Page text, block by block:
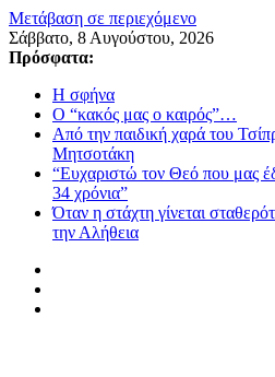
Μετάβαση σε περιεχόμενο
Σάββατο, 8 Αυγούστου, 2026
Πρόσφατα:
Η σφήνα
Ο “κακός μας ο καιρός”…
Από την παιδική χαρά του
Μητσοτάκη
“Ευχαριστώ τον Θεό που μας
34 χρόνια”
Όταν η στάχτη γίνεται
την Αλήθεια